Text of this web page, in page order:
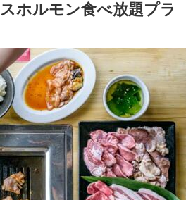
ホルモン食べ放題プラ